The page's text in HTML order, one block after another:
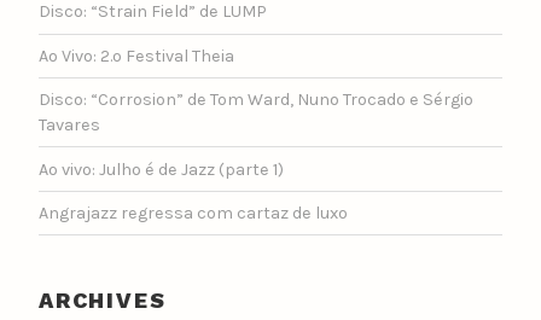
Disco: “Strain Field” de LUMP
Ao Vivo: 2.º Festival Theia
Disco: “Corrosion” de Tom Ward, Nuno Trocado e Sérgio
Tavares
Ao vivo: Julho é de Jazz (parte 1)
Angrajazz regressa com cartaz de luxo
ARCHIVES